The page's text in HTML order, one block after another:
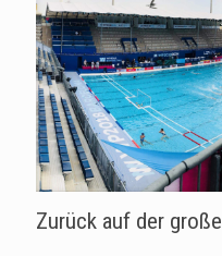
Zurück auf der